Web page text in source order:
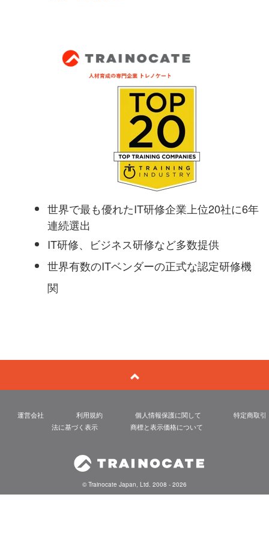
世界で最も優れたIT研修企業上位20社に6年
連続選出
IT研修、ビジネス研修など多数提供
世界有数のITベンダーの正式な認定研修機
関
運営会社 利用規約 個人情報保護に関して
特定商取引
法に基づく表示
商標と表示価格について
© Trainocate Japan, Ltd. 2008 - 2026